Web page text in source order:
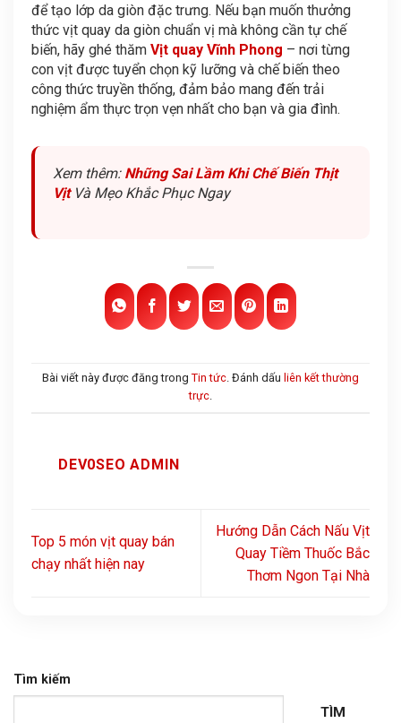
để tạo lớp da giòn đặc trưng. Nếu bạn muốn thưởng
thức vịt quay da giòn chuẩn vị mà không cần tự chế
biến, hãy ghé thăm Vịt quay Vĩnh Phong – nơi từng
con vịt được tuyển chọn kỹ lưỡng và chế biến theo
công thức truyền thống, đảm bảo mang đến trải
nghiệm ẩm thực trọn vẹn nhất cho bạn và gia đình.
Xem thêm: Những Sai Lầm Khi Chế Biến Thịt
VịtVà Mẹo Khắc Phục Ngay
Bài viết này được đăng trong Tin tức. Đánh dấu liên kết thường
trực.
DEV0SEO ADMIN
Top 5 món vịt quay bán
chạy nhất hiện nay
Hướng Dẫn Cách Nấu Vịt
Quay Tiềm Thuốc Bắc
Thơm Ngon Tại Nhà
Tìm kiếm
TÌM